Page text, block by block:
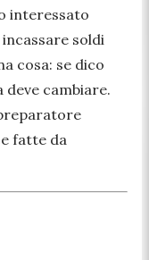
interessato
soldi
cosa: se dico
deve cambiare.
fatte da